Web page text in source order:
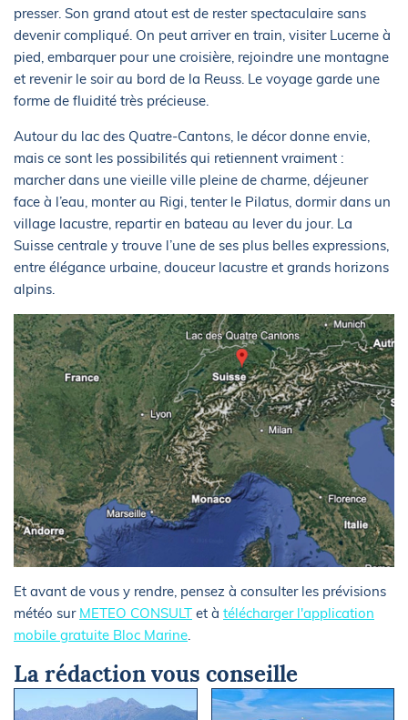
presser. Son grand atout est de rester spectaculaire sans
devenir compliqué. On peut arriver en train, visiter Lucerne à
pied, embarquer pour une croisière, rejoindre une montagne
et revenir le soir au bord de la Reuss. Le voyage garde une
forme de fluidité très précieuse.
Autour du lac des Quatre-Cantons, le décor donne envie,
mais ce sont les possibilités qui retiennent vraiment :
marcher dans une vieille ville pleine de charme, déjeuner
face à l’eau, monter au Rigi, tenter le Pilatus, dormir dans un
village lacustre, repartir en bateau au lever du jour. La
Suisse centrale y trouve l’une de ses plus belles expressions,
entre élégance urbaine, douceur lacustre et grands horizons
alpins.
Et avant de vous y rendre, pensez à consulter les prévisions
météo sur METEO CONSULT et à télécharger l'application
mobile gratuite Bloc Marine.
La rédaction vous conseille